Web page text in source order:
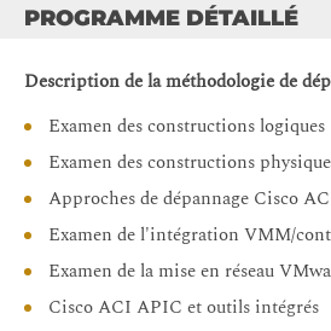
couche 7
le réseau Cisco ACI
PROGRAMME DÉTAILLÉ
Description de la méthodologie de
Examen des constructions logiques
Examen des constructions
Approches de dépannage Cisco
Examen de l'intégration VMM/
Examen de la mise en réseau
Cisco ACI APIC et outils intégrés